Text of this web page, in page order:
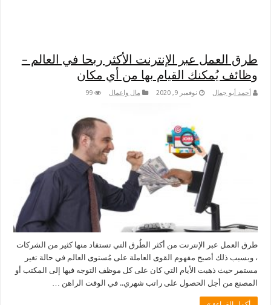
طرق العمل عبر الإنترنت الأكثر ربحا في العالم –
وظائف يُمكنك القيام بها من أي مكان
أحمد أبو جمال نوفمبر 9, 2020 مال واعمال 99
طرق العمل عبر الإنترنت من أكثر الطُرق التي تستفاد منها كثير من الشركات
، وبسبب ذلك أصبح مفهوم القوى العاملة على مُستوى العالم في حالة تغير
مستمر حيث ذهبت الأيام التي كان على كل موظف التوجه فيها إلى المكتب أو
المصنع من أجل الحصول على راتب شهري.. في الوقت الراهن …